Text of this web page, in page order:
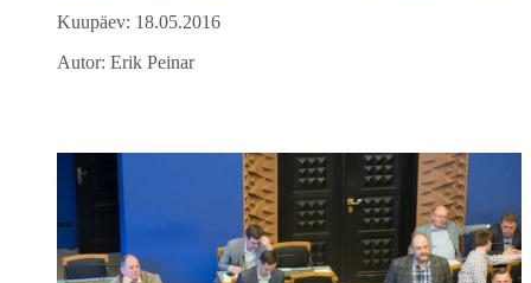
Kuupäev: 18.05.2016
Autor: Erik Peinar